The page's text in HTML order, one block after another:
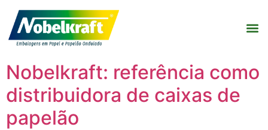
Nobelkraft: referência como
distribuidora de caixas de
papelão